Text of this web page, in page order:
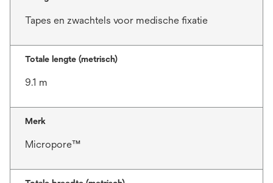
Tapes en zwachtels voor medische fixatie
Totale lengte (metrisch)
9.1 m
Merk
Micropore™